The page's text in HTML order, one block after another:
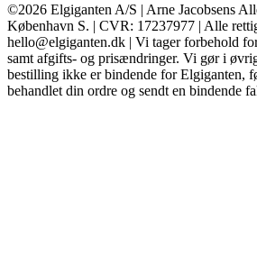
©2026 Elgiganten A/S | Arne Jacobsens
København S. | CVR: 17237977 | Alle
hello@elgiganten.dk | Vi tager forbehold
samt afgifts- og prisændringer. Vi gør i
bestilling ikke er bindende for Elgiganten,
behandlet din ordre og sendt en bindende